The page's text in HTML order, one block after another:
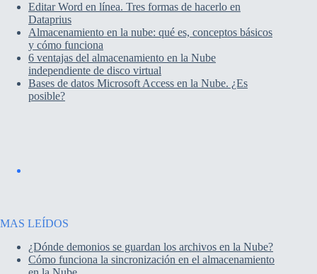
Editar Word en línea. Tres formas de hacerlo en
Dataprius
Almacenamiento en la nube: qué es, conceptos básicos
y cómo funciona
6 ventajas del almacenamiento en la Nube
independiente de disco virtual
Bases de datos Microsoft Access en la Nube. ¿Es
posible?
MAS LEÍDOS
¿Dónde demonios se guardan los archivos en la Nube?
Cómo funciona la sincronización en el almacenamiento